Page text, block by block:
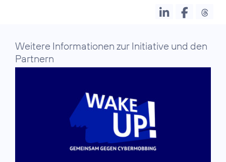
Weitere Informationen zur Initiative und den
Partnern